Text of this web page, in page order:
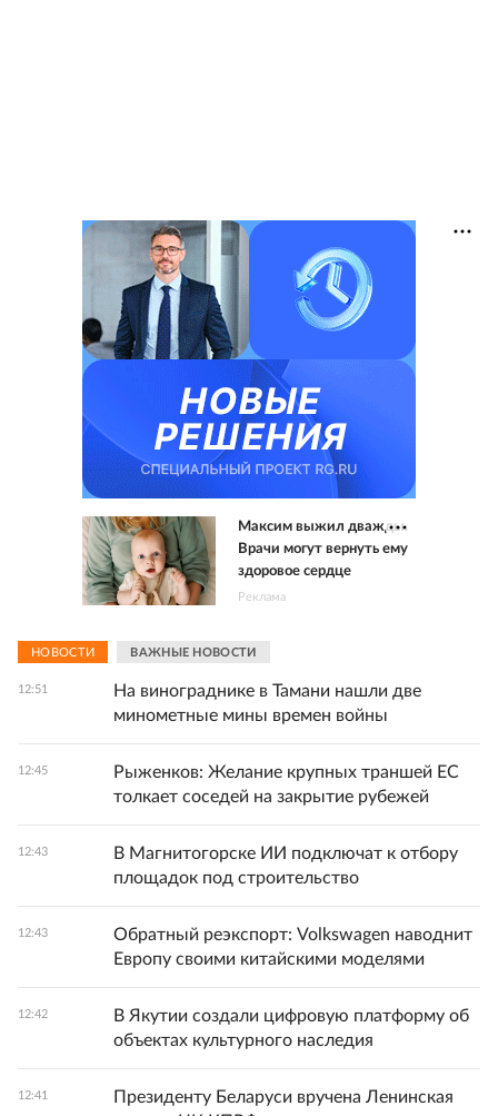
Максим выжил дважды.
Врачи могут вернуть ему
здоровое сердце
Реклама
НОВОСТИ ВАЖНЫЕ НОВОСТИ
12:51
На винограднике в Тамани нашли две
минометные мины времен войны
12:45
Рыженков: Желание крупных траншей ЕС
толкает соседей на закрытие рубежей
12:43
В Магнитогорске ИИ подключат к отбору
площадок под строительство
12:43
Обратный реэкспорт: Volkswagen наводнит
Европу своими китайскими моделями
12:42
В Якутии создали цифровую платформу об
объектах культурного наследия
12:41
Президенту Беларуси вручена Ленинская